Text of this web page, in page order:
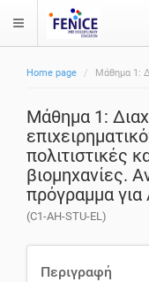
Home page Μάθημα 1:
Μάθημα 1:
πολιτιστικές
βιομηχανίες.
πρόγραμμα για
(C1-AH-STU-EL)
Περιγραφή